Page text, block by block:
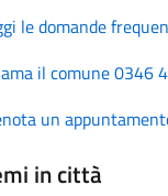
le domande
il comune 0346
un
in città